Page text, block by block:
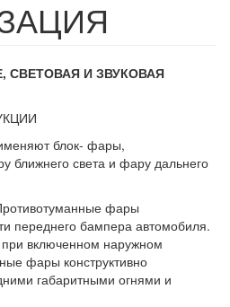
СВЕТОВАЯ И ЗВУКОВАЯ
блок- фары,
света и фару дальнего
фары
переднего бампера автомобиля.
включенном наруж­ном
фары конструктивно
габаритными огнями и